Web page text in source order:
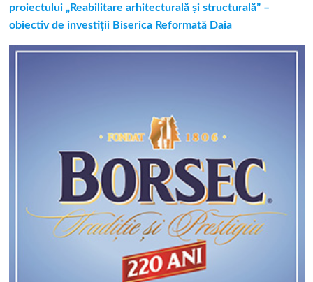
proiectului „Reabilitare arhitecturală și structurală” –
obiectiv de investiții Biserica Reformată Daia